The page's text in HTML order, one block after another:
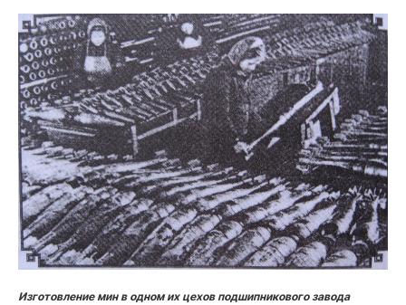
Изготовление мин в одном их цехов подшипникового завода